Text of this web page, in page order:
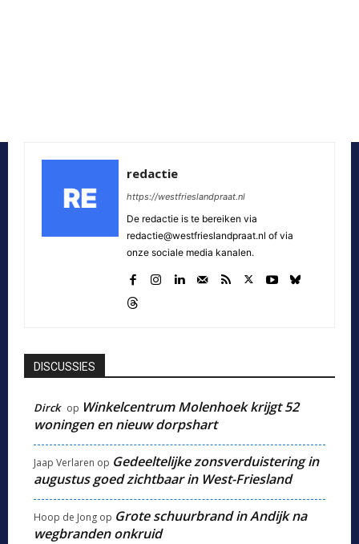
redactie
https://westfrieslandpraat.nl
De redactie is te bereiken via
redactie@westfrieslandpraat.nl of via
onze sociale media kanalen.
DISCUSSIES
Dirck op Winkelcentrum Molenhoek krijgt 52
woningen en nieuw dorpshart
Jaap Verlaren op Gedeeltelijke zonsverduistering in
augustus goed zichtbaar in West-Friesland
Hoop de Jong op Grote schuurbrand in Andijk na
wegbranden onkruid